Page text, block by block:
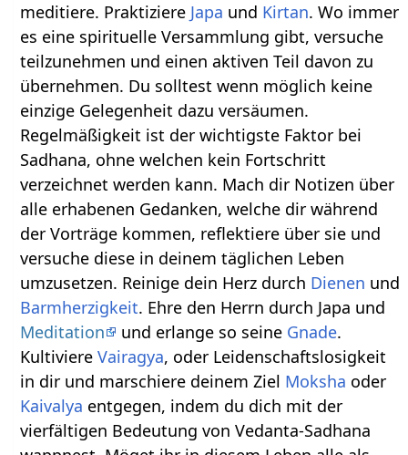
meditiere. Praktiziere Japa und Kirtan. Wo immer
es eine spirituelle Versammlung gibt, versuche
teilzunehmen und einen aktiven Teil davon zu
übernehmen. Du solltest wenn möglich keine
einzige Gelegenheit dazu versäumen.
Regelmäßigkeit ist der wichtigste Faktor bei
Sadhana, ohne welchen kein Fortschritt
verzeichnet werden kann. Mach dir Notizen über
alle erhabenen Gedanken, welche dir während
der Vorträge kommen, reflektiere über sie und
versuche diese in deinem täglichen Leben
umzusetzen. Reinige dein Herz durch Dienen und
Barmherzigkeit. Ehre den Herrn durch Japa und
Meditation
und erlange so seine Gnade.
KultiviereVairagya, oder Leidenschaftslosigkeit
in dir und marschiere deinem Ziel Moksha oder
Kaivalya entgegen, indem du dich mit der
vierfältigen Bedeutung von Vedanta-Sadhana